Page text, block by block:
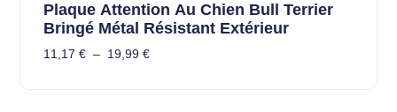
Plaque Attention Au Chien Bull Terrier
Bringé Métal Résistant Extérieur
11,17 € – 19,99 €